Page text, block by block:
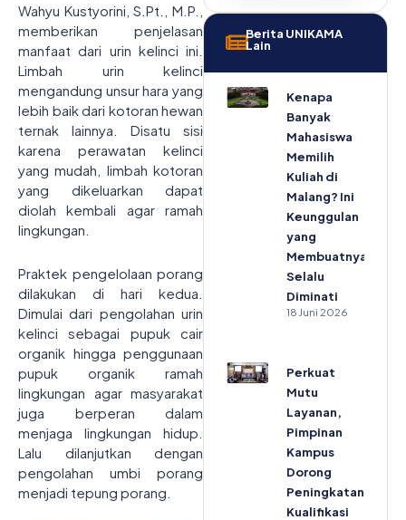
Wahyu Kustyorini, S.Pt., M.P.,
memberikan penjelasan
manfaat dari urin kelinci ini.
Limbah urin kelinci
mengandung unsur hara yang
lebih baik dari kotoran hewan
ternak lainnya. Disatu sisi
karena perawatan kelinci
yang mudah, limbah kotoran
yang dikeluarkan dapat
diolah kembali agar ramah
lingkungan.
Praktek pengelolaan porang
dilakukan di hari kedua.
Dimulai dari pengolahan urin
kelinci sebagai pupuk cair
organik hingga penggunaan
pupuk organik ramah
lingkungan agar masyarakat
juga berperan dalam
menjaga lingkungan hidup.
Lalu dilanjutkan dengan
pengolahan umbi porang
menjadi tepung porang.
Berita UNIKAMA
Lain
Kenapa
Banyak
Mahasiswa
Memilih
Kuliah di
Malang? Ini
Keunggulan
yang
Membuatnya
Selalu
Diminati
18 Juni 2026
Perkuat
Mutu
Layanan,
Pimpinan
Kampus
Dorong
Peningkatan
Kualifikasi